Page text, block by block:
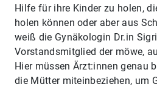
Hilfe für ihre Kinder zu holen,
holen können oder aber aus
weiß die Gynäkologin Dr.in
Vorstandsmitglied der möwe,
Hier müssen Ärzt:innen genau
die Mütter miteinbeziehen, um